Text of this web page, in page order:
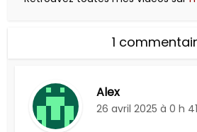
1
Alex
26 avril 2025 à 0 h